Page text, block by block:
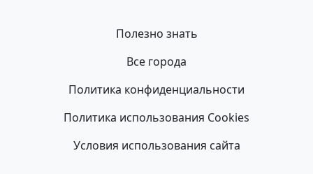
Полезно знать
Все города
Политика конфиденциальности
Политика использования Cookies
Условия использования сайта